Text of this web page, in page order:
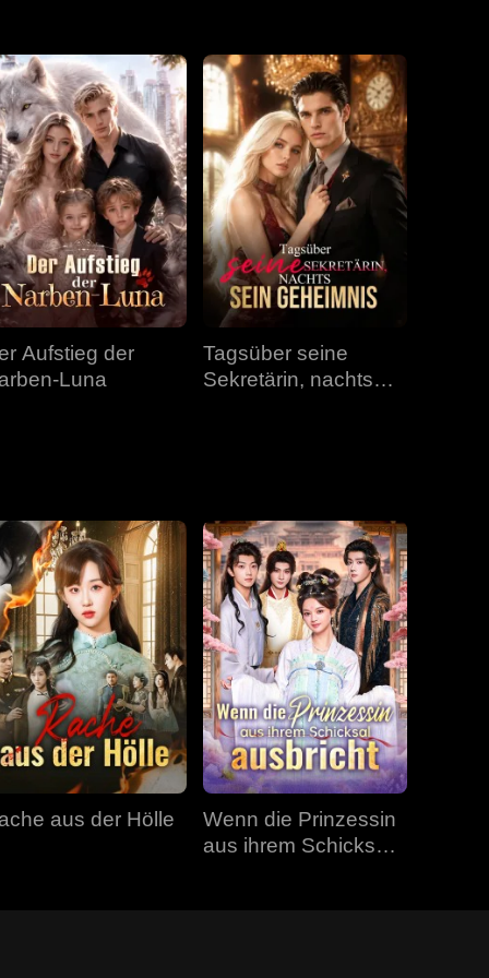
Folge 34 Folge 35 Folge 36
Folge 37 Folge 38
Folge 40
Aufstieg der
Luna
Tagsüber seine
Sekretärin, nachts
aus der Hölle
Wenn die Prinzessin
aus ihrem Schicksal